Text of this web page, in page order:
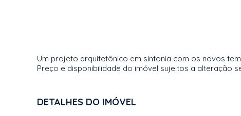
Um projeto arquitetônico em sintonia com os novos
Preço e disponibilidade do imóvel sujeitos a alteração
DETALHES DO IMÓVEL